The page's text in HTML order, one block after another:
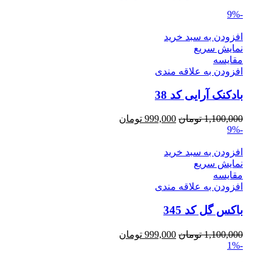
-9%
افزودن به سبد خرید
نمایش سریع
مقايسه
افزودن به علاقه مندی
بادکنک آرایی کد 38
1,100,000 تومان Original
1,100,000 تومان.
999,000 تومان
-9%
افزودن به سبد خرید
نمایش سریع
مقايسه
افزودن به علاقه مندی
باکس گل کد 345
1,100,000 تومان Original
999,000 تومان
-1%